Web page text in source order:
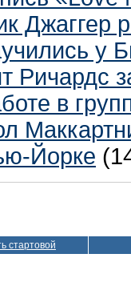
Джаггер
у
Ричардс
в
Йорке
стартовой